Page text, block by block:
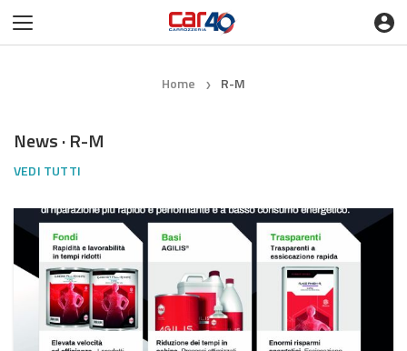
Home ❯ R-M
News · R-M
VEDI TUTTI